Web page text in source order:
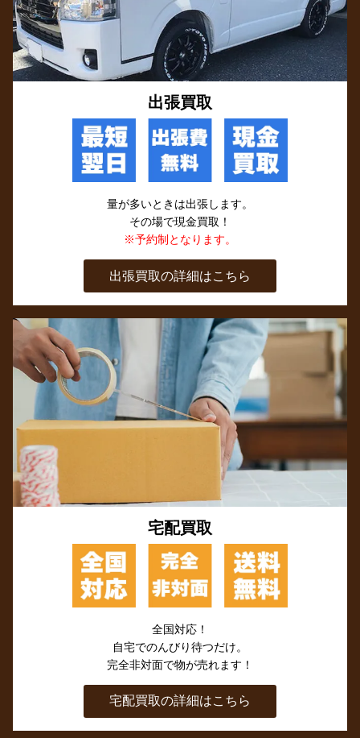
出張買取
量が多いときは出張します。
その場で現金買取！
※予約制となります。
出張買取の詳細はこちら
宅配買取
全国対応！
自宅でのんびり待つだけ。
完全非対面で物が売れます！
宅配買取の詳細はこちら